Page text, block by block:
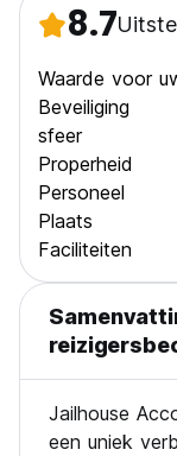
8.7
Waarde voor
Beveiliging
sfeer
Properheid
Personeel
Plaats
Faciliteiten
Jailhouse
een uniek